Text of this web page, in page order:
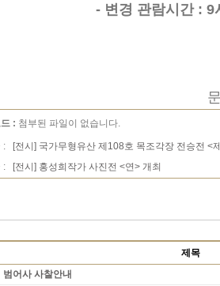
- 변경 관람시간 : 9
: 첨부된 파일이 없습니다.
:
[전시] 국가무형유산 제108호 목조각장 전승전 <
:
[전시] 홍성희작가 사진전 <연> 개최
제목
범어사 사찰안내